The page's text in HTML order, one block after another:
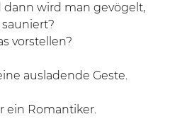
dann wird man gevögelt,
vorstellen?
ausladende Geste.
ein Romantiker.